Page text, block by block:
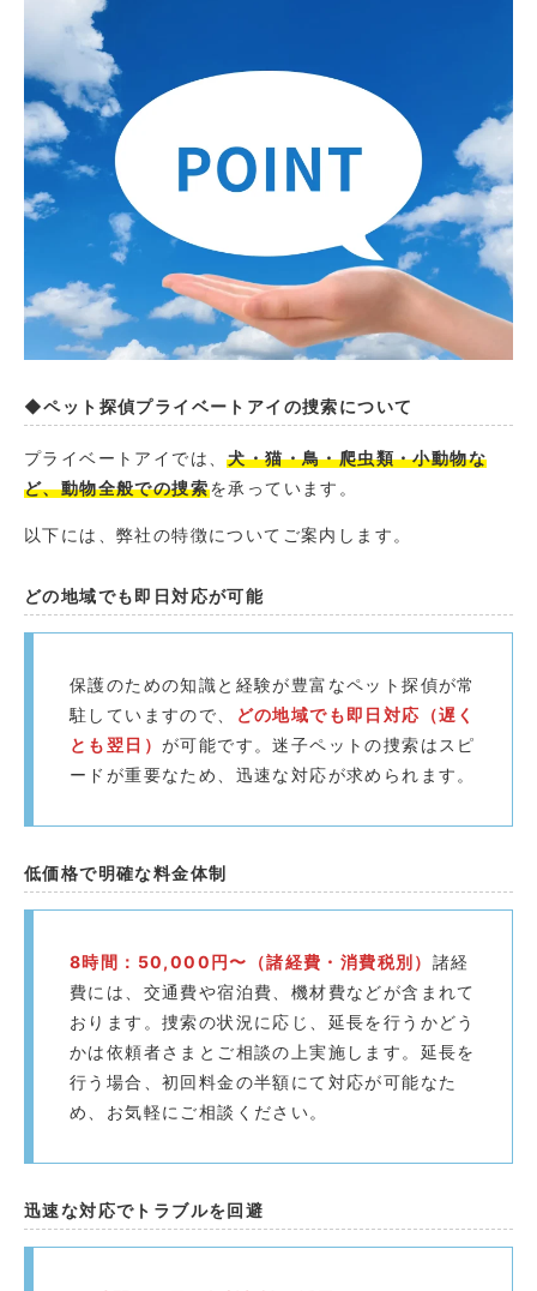
◆ペット探偵プライベートアイの捜索について
プライベートアイでは、犬・猫・鳥・爬虫類・小動物な
ど、動物全般での捜索を承っています。
以下には、弊社の特徴についてご案内します。
どの地域でも即日対応が可能
保護のための知識と経験が豊富なペット探偵が常
駐していますので、
どの地域でも即日対応（遅く
とも翌日） が可能です。迷子ペットの捜索はスピ
ードが重要なため、迅速な対応が求められます。
低価格で明確な料金体制
8時間：50,000円〜（諸経費・消費税別） 諸経
費には、交通費や宿泊費、機材費などが含まれて
おります。捜索の状況に応じ、延長を行うかどう
かは依頼者さまとご相談の上実施します。延長を
行う場合、初回料金の半額にて対応が可能なた
め、お気軽にご相談ください。
迅速な対応でトラブルを回避️